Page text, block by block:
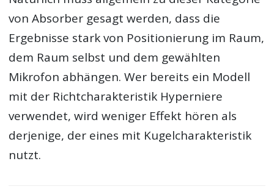
von Absorber gesagt werden, dass die
Ergebnisse stark von Positionierung im Raum,
dem Raum selbst und dem gewählten
Mikrofon abhängen. Wer bereits ein Modell
mit der Richtcharakteristik Hyperniere
verwendet, wird weniger Effekt hören als
derjenige, der eines mit Kugelcharakteristik
nutzt.